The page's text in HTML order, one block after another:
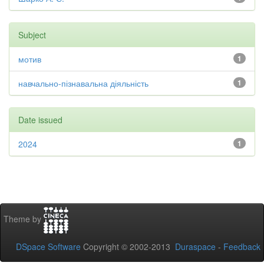
Subject
1
мотив
1
навчально-пізнавальна діяльність
Date issued
1
2024
Theme by
DSpace Software Copyright © 2002-2013 Duraspace - Feedback